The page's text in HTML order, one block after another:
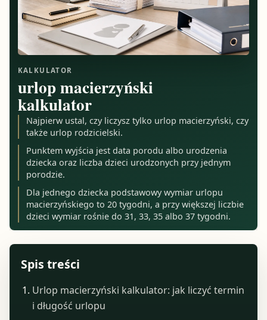
KALKULATOR
urlop macierzyński
kalkulator
Najpierw ustal, czy liczysz tylko urlop macierzyński, czy
także urlop rodzicielski.
Punktem wyjścia jest data porodu albo urodzenia
dziecka oraz liczba dzieci urodzonych przy jednym
porodzie.
Dla jednego dziecka podstawowy wymiar urlopu
macierzyńskiego to 20 tygodni, a przy większej liczbie
dzieci wymiar rośnie do 31, 33, 35 albo 37 tygodni.
Spis treści
Urlop macierzyński kalkulator: jak liczyć termin
i długość urlopu